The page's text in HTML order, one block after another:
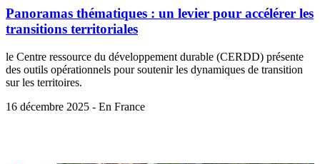
Panoramas thématiques : un levier pour accélérer les
transitions territoriales
le Centre ressource du développement durable (CERDD) présente
des outils opérationnels pour soutenir les dynamiques de transition
sur les territoires.
16 décembre 2025 - En France